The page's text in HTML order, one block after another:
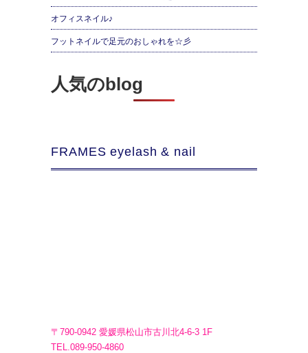
オフィスネイル♪
フットネイルで足元のおしゃれを☆彡
人気のblog
FRAMES eyelash & nail
〒790-0942 愛媛県松山市古川北4-6-3 1F
TEL.089-950-4860